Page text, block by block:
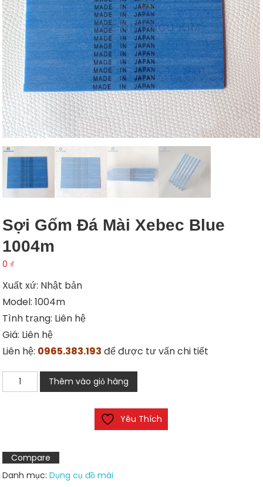
Sợi Gốm Đá Mài Xebec Blue
1004m
0 ₫
Xuất xứ: Nhật bản
Model: 1004m
Tình trạng: Liên hệ
Giá: Liên hệ
Liên hệ: 0965.383.193 để được tư vấn chi tiết
gốm
Blue
1004m
số
Thêm vào giỏ hàng
Yêu Thích
Compare
Danh mục:Dụng cụ đồ mài